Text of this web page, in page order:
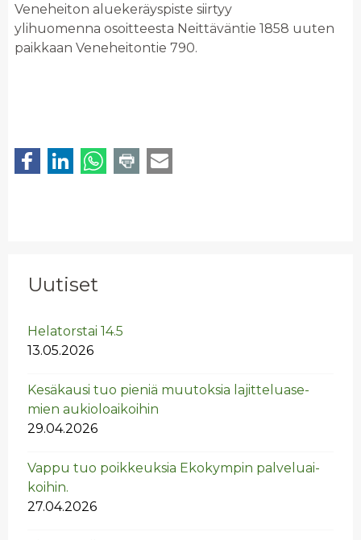
Uutiset
He­la­tors­tai 14.5
13.05.2026
Ke­sä­kausi tuo pie­niä muu­tok­sia la­jit­te­lua­se­
mien au­kio­loai­koi­hin
29.04.2026
Vappu tuo poik­keuk­sia Eko­kym­pin pal­ve­luai­
koi­hin.
27.04.2026
Veneheiton aluekeräyspiste siirtyy
ylihuomenna osoitteesta Neittäväntie 1858 uuten
paikkaan Veneheitontie 790.